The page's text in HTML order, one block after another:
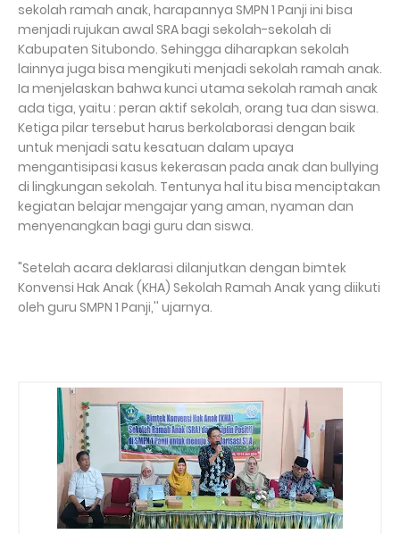
sekolah ramah anak, harapannya SMPN 1 Panji ini bisa
menjadi rujukan awal SRA bagi sekolah-sekolah di
Kabupaten Situbondo. Sehingga diharapkan sekolah
lainnya juga bisa mengikuti menjadi sekolah ramah anak.
Ia menjelaskan bahwa kunci utama sekolah ramah anak
ada tiga, yaitu : peran aktif sekolah, orang tua dan siswa.
Ketiga pilar tersebut harus berkolaborasi dengan baik
untuk menjadi satu kesatuan dalam upaya
mengantisipasi kasus kekerasan pada anak dan bullying
di lingkungan sekolah. Tentunya hal itu bisa menciptakan
kegiatan belajar mengajar yang aman, nyaman dan
menyenangkan bagi guru dan siswa.
"Setelah acara deklarasi dilanjutkan dengan bimtek
Konvensi Hak Anak (KHA) Sekolah Ramah Anak yang diikuti
oleh guru SMPN 1 Panji,'' ujarnya.